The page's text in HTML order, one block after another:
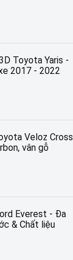
₫
Toyota Yaris -
2017 - 2022
Veloz Cross
vân gỗ
₫
Everest - Đa
& Chất liệu